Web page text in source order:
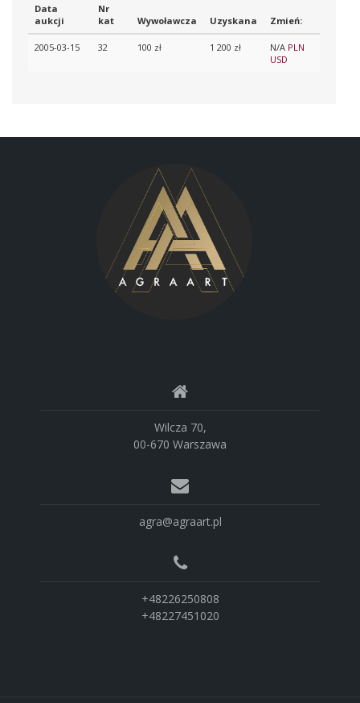
Data
aukcji
Nr
kat
Wywoławcza Uzyskana Zmień:
2005-03-15 32 100 zł 1 200 zł N/A PLN
USD
Wilcza 70,
00-670 Warszawa
agra@agraart.pl
+48226250808
+48227451020